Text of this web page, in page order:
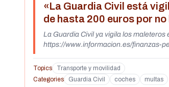
«La Guardia Civil está
de hasta 200 euros por
La Guardia Civil ya vigila los
https://www.informacion.es/finanzas-
Topics Transporte y movilidad
Categories
Guardia Civil coches multas